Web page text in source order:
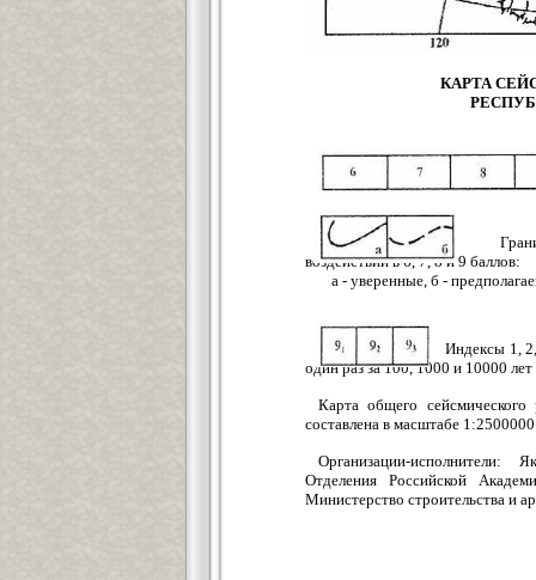
КАРТА
Границы
воздействий в 6, 7, 8 и 9 баллов:
а - уверенные, б -
Индексы 1, 2,
один раз за 100, 1000 и 10000
Карта общего
составлена в масштабе
Организации-исполнители:
Отделения Российской
Министерство строительства и